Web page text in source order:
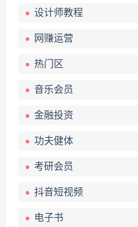
设计师教程
网赚运营
热门区
音乐会员
金融投资
功夫健体
考研会员
抖音短视频
电子书